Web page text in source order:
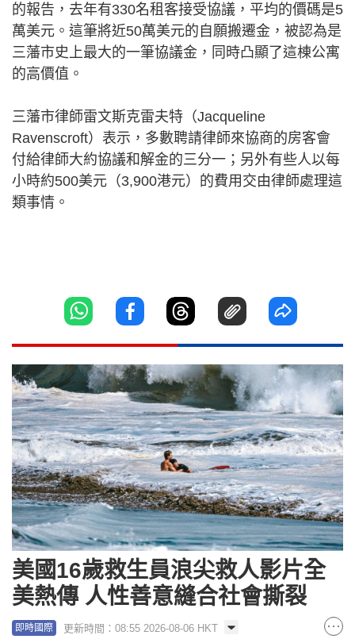
的報告，去年有330名租客接受協議，平均的價碼是5
萬美元。這筆將近50萬美元的自願搬遷金，被認為是
三藩市史上最大的一筆協議金，同時凸顯了這棟公寓
的高價值。
三藩市律師雷文斯克雷夫特（Jacqueline
Ravenscroft）表示，多數聘請律師來協商的房客會
付給律師大約協議和解金的三分一；另外有些人以每
小時約500美元（3,900港元）的費用交由律師處理這
類事情。
美國16歲救生員浪尖救人影片全
美熱傳 人性善意縫合社會撕裂
即時國際 更新時間：08:55 2026-08-06 HKT